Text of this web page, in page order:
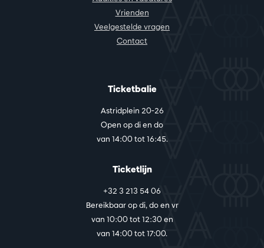
Vrienden
Veelgestelde vragen
Contact
Ticketbalie
Astridplein 20-26
Open op di en do
van 14:00 tot 16:45.
Ticketlijn
+32 3 213 54 06
Bereikbaar op di, do en vr
van 10:00 tot 12:30 en
van 14:00 tot 17:00.